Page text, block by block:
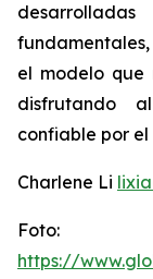
el modelo que
disfrutando
confiable por el
Charlene Li
Foto:
https://